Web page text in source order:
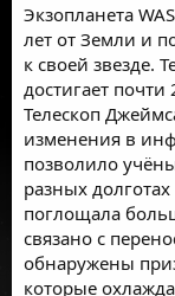
Экзопланета
лет от Земли и
к своей звезде.
достигает
Телескоп
изменения в
позволило
разных
поглощала
связано с
обнаружены
которые